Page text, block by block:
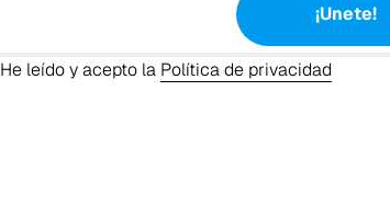
¡Unete!
He leído y acepto la Política de privacidad